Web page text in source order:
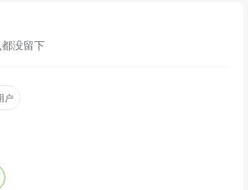
没留下
户